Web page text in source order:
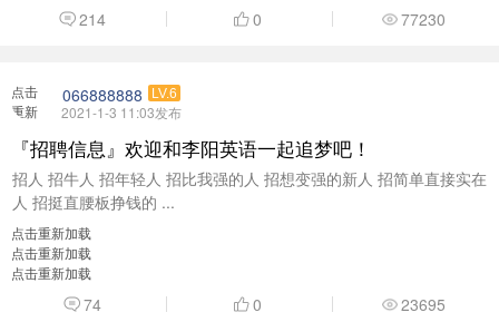
214 0 77230
点击
重新
066888888 LV.6
2021-1-3 11:03发布
『招聘信息』欢迎和李阳英语一起追梦吧！
招人 招牛人 招年轻人 招比我强的人 招想变强的新人 招简单直接实在
人 招挺直腰板挣钱的 ...
点击重新加载
点击重新加载
点击重新加载
74 0 23695